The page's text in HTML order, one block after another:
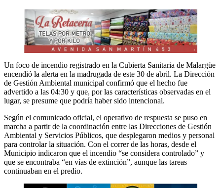
Un foco de incendio registrado en la Cubierta Sanitaria de Malargüe
encendió la alerta en la madrugada de este 30 de abril. La Dirección
de Gestión Ambiental municipal confirmó que el hecho fue
advertido a las 04:30 y que, por las características observadas en el
lugar, se presume que podría haber sido intencional.
Según el comunicado oficial, el operativo de respuesta se puso en
marcha a partir de la coordinación entre las Direcciones de Gestión
Ambiental y Servicios Públicos, que desplegaron medios y personal
para controlar la situación. Con el correr de las horas, desde el
Municipio indicaron que el incendio “se considera controlado” y
que se encontraba “en vías de extinción”, aunque las tareas
continuaban en el predio.